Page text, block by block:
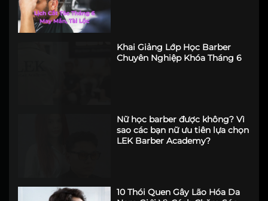
Khai Giảng Lớp Học Barber
Chuyên Nghiệp Khóa Tháng 6
Nữ học barber được không? Vì
sao các bạn nữ ưu tiên lựa chọn
LEK Barber Academy?
10 Thói Quen Gây Lão Hóa Da